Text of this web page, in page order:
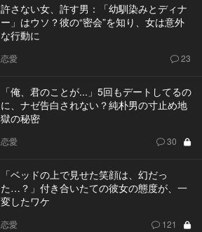
許さない女、許す男：「幼馴染みとディナ
ー」はウソ？彼の“密会”を知り、女は意外
な行動に
恋愛 23
「俺、君のことが...」5回もデートしてるの
に、ナゼ告白されない？純朴男の寸止め地
獄の秘密
恋愛 30
「ベッドの上で見せた笑顔は、幻だっ
た…？」付き合いたての彼女の態度が、一
変したワケ
恋愛 121